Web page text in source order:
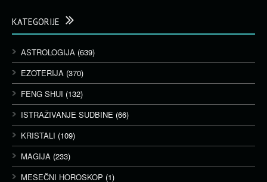
KATEGORIJE
ASTROLOGIJA (639)
EZOTERIJA (370)
FENG SHUI (132)
ISTRAŽIVANJE SUDBINE (66)
KRISTALI (109)
MAGIJA (233)
MESEČNI HOROSKOP (1)